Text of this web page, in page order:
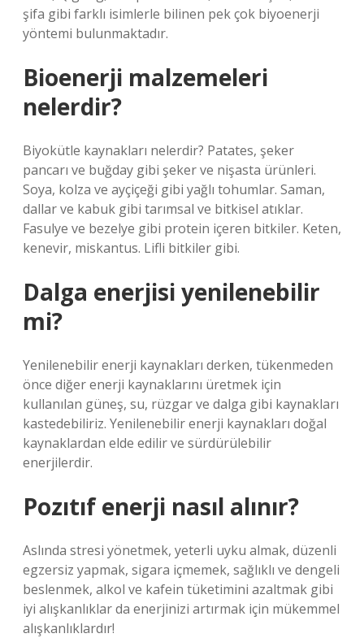
şifa gibi farklı isimlerle bilinen pek çok biyoenerji
yöntemi bulunmaktadır.
Bioenerji malzemeleri
nelerdir?
Biyokütle kaynakları nelerdir? Patates, şeker
pancarı ve buğday gibi şeker ve nişasta ürünleri.
Soya, kolza ve ayçiçeği gibi yağlı tohumlar. Saman,
dallar ve kabuk gibi tarımsal ve bitkisel atıklar.
Fasulye ve bezelye gibi protein içeren bitkiler. Keten,
kenevir, miskantus. Lifli bitkiler gibi.
Dalga enerjisi yenilenebilir
mi?
Yenilenebilir enerji kaynakları derken, tükenmeden
önce diğer enerji kaynaklarını üretmek için
kullanılan güneş, su, rüzgar ve dalga gibi kaynakları
kastedebiliriz. Yenilenebilir enerji kaynakları doğal
kaynaklardan elde edilir ve sürdürülebilir
enerjilerdir.
Pozıtıf enerji nasıl alınır?
Aslında stresi yönetmek, yeterli uyku almak, düzenli
egzersiz yapmak, sigara içmemek, sağlıklı ve dengeli
beslenmek, alkol ve kafein tüketimini azaltmak gibi
iyi alışkanlıklar da enerjinizi artırmak için mükemmel
alışkanlıklardır!